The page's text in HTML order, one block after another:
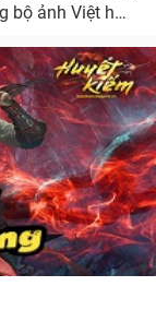
bộ ảnh Việt hóa